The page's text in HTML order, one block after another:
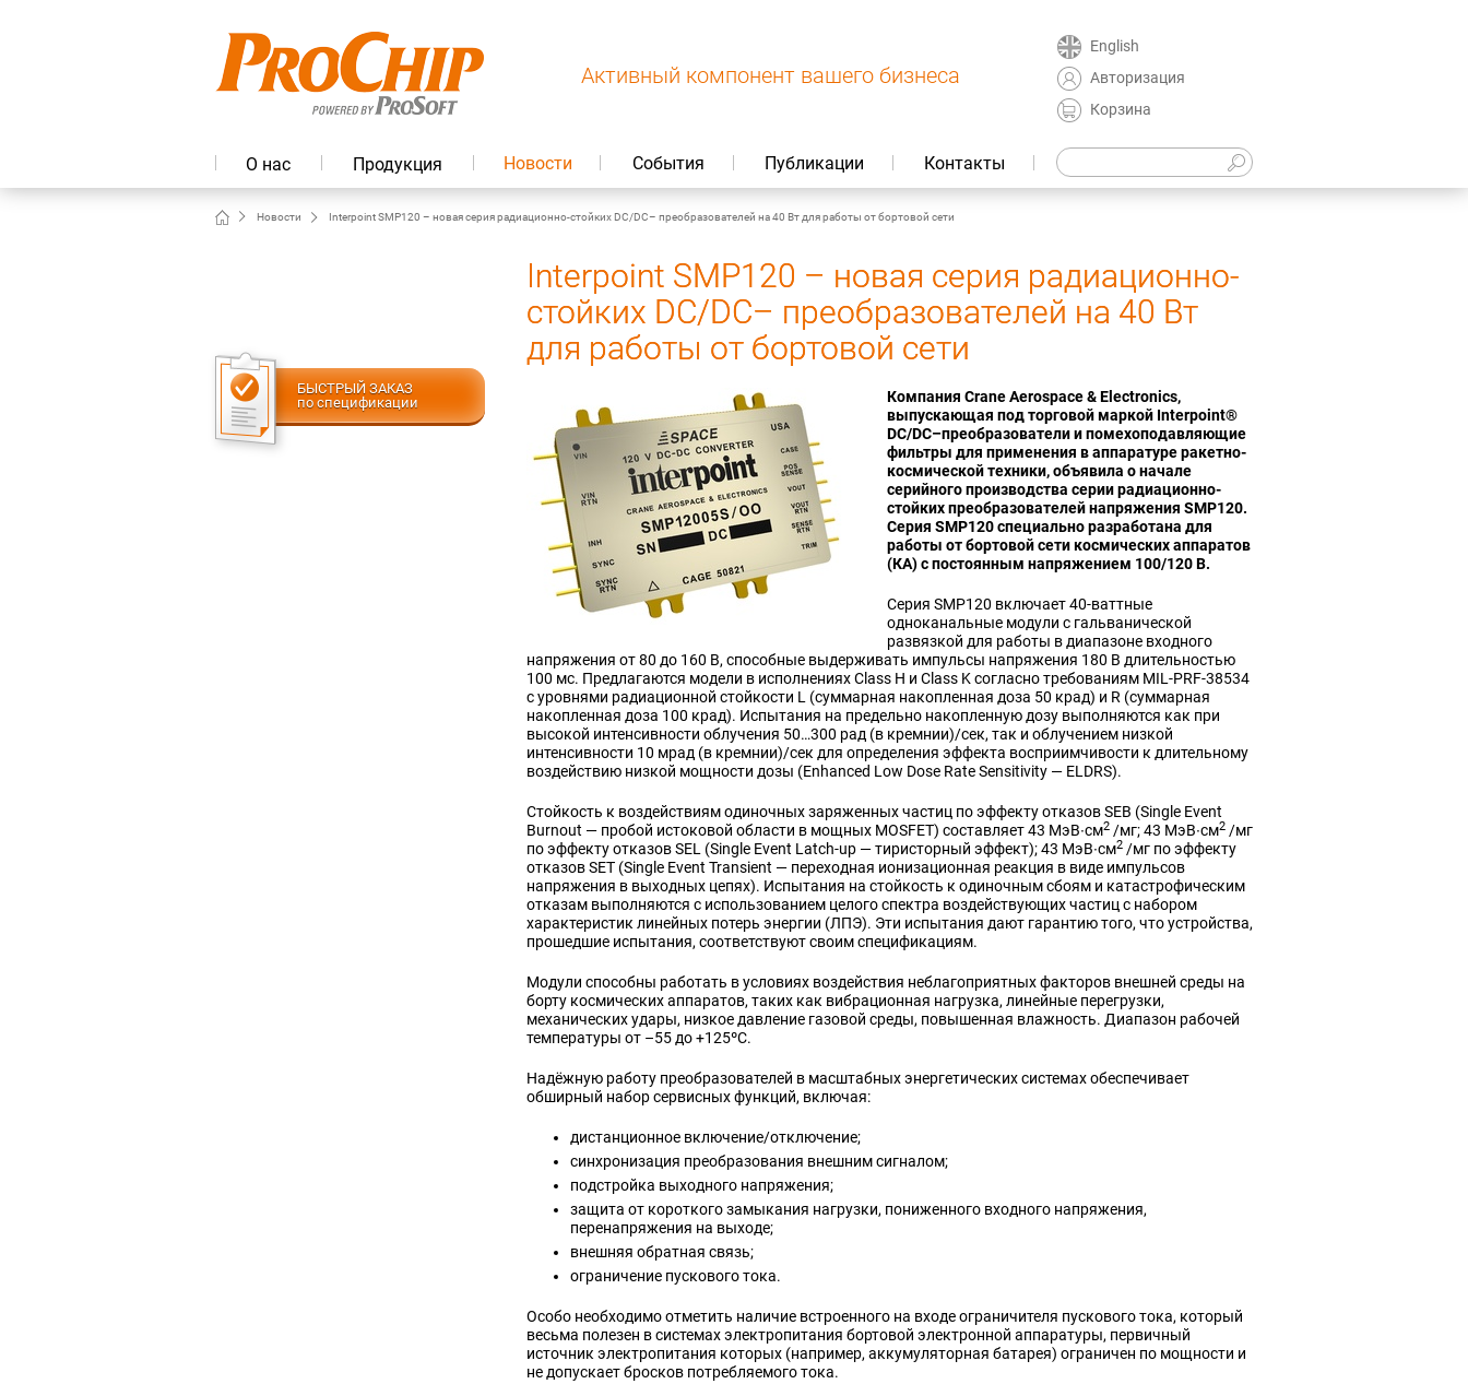
Активный компонент вашего бизнеса
English
Авторизация
Корзина
О нас Продукция Новости События Публикации Контакты
Новости Interpoint SMP120 – новая серия радиационно-стойких DC/DC– преобразователей на 40 Вт для работы от бортовой сети
БЫСТРЫЙ ЗАКАЗ
по спецификации
Interpoint SMP120 – новая серия радиационно-
стойких DC/DC– преобразователей на 40 Вт
для работы от бортовой сети
Компания Crane Aerospace & Electronics,
выпускающая под торговой маркой Interpoint®
DC/DC–преобразователи и помехоподавляющие
фильтры для применения в аппаратуре ракетно-
космической техники, объявила о начале
серийного производства серии радиационно-
стойких преобразователей напряжения SMP120.
Серия SMP120 специально разработана для
работы от бортовой сети космических аппаратов
(КА) с постоянным напряжением 100/120 В.
Серия SMP120 включает 40-ваттные
одноканальные модули с гальванической
развязкой для работы в диапазоне входного
напряжения от 80 до 160 В, способные выдерживать импульсы напряжения 180 В длительностью
100 мс. Предлагаются модели в исполнениях Class H и Class K согласно требованиям MIL-PRF-38534
с уровнями радиационной стойкости L (суммарная накопленная доза 50 крад) и R (суммарная
накопленная доза 100 крад). Испытания на предельно накопленную дозу выполняются как при
высокой интенсивности облучения 50…300 рад (в кремнии)/сек, так и облучением низкой
интенсивности 10 мрад (в кремнии)/сек для определения эффекта восприимчивости к длительному
воздействию низкой мощности дозы (Enhanced Low Dose Rate Sensitivity — ELDRS).
Стойкость к воздействиям одиночных заряженных частиц по эффекту отказов SEB (Single Event
Burnout — пробой истоковой области в мощных MOSFET) составляет 43 МэВ∙см2 /мг; 43 МэВ∙см2 /мг
по эффекту отказов SEL (Single Event Latch-up — тиристорный эффект); 43 МэВ∙см2 /мг по эффекту
отказов SET (Single Event Transient — переходная ионизационная реакция в виде импульсов
напряжения в выходных цепях). Испытания на стойкость к одиночным сбоям и катастрофическим
отказам выполняются с использованием целого спектра воздействующих частиц с набором
характеристик линейных потерь энергии (ЛПЭ). Эти испытания дают гарантию того, что устройства,
прошедшие испытания, соответствуют своим спецификациям.
Модули способны работать в условиях воздействия неблагоприятных факторов внешней среды на
борту космических аппаратов, таких как вибрационная нагрузка, линейные перегрузки,
механических удары, низкое давление газовой среды, повышенная влажность. Диапазон рабочей
температуры от –55 до +125ºC.
Надёжную работу преобразователей в масштабных энергетических системах обеспечивает
обширный набор сервисных функций, включая:
дистанционное включение/отключение;
синхронизация преобразования внешним сигналом;
подстройка выходного напряжения;
защита от короткого замыкания нагрузки, пониженного входного напряжения,
перенапряжения на выходе;
внешняя обратная связь;
ограничение пускового тока.
Особо необходимо отметить наличие встроенного на входе ограничителя пускового тока, который
весьма полезен в системах электропитания бортовой электронной аппаратуры, первичный
источник электропитания которых (например, аккумуляторная батарея) ограничен по мощности и
не допускает бросков потребляемого тока.